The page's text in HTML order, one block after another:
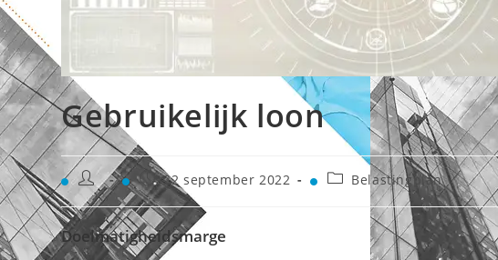
Gebruikelijk loon
22 september 2022 Belastingplan
Doelmatigheidsmarge